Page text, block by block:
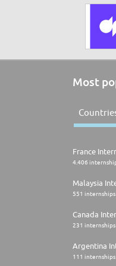
Most
France
4.406
Malaysia
551 internships
Canada
231 internships
Argentina
111 internships